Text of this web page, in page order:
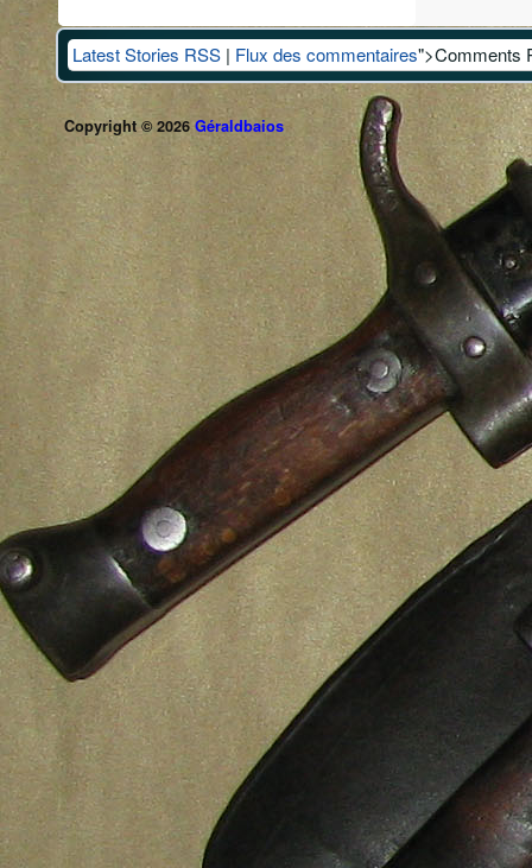
Latest Stories RSS | Flux des commentaires">Comments
Copyright © 2026 Géraldbaios